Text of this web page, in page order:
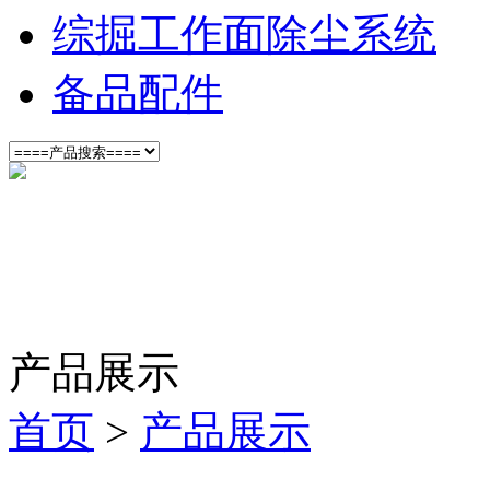
综掘工作面除尘系统
备品配件
产品展示
首页 > 产品展示